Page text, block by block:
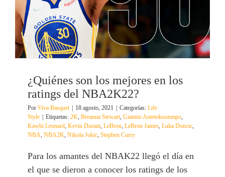
¿Quiénes son los mejores en los
ratings del NBA2K22?
Por Viva Basquet | 18 agosto, 2021 | Categorías: Life
Style | Etiquetas: 2K Breanna Stewart Giannis Antetokounmpo
Kawhi Leonard Kevin Durant LeBron LeBron James Luka Doncic
NBA NBA2K Nikola Jokic Stephen Curry
Para los amantes del NBAK22 llegó el día en
el que se dieron a conocer los ratings de los